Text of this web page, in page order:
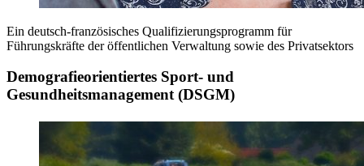
Ein deutsch-französisches Qualifizierungsprogramm für
Führungskräfte der öffentlichen Verwaltung sowie des Privatsektors
Demografieorientiertes Sport- und
Gesundheitsmanagement (DSGM)